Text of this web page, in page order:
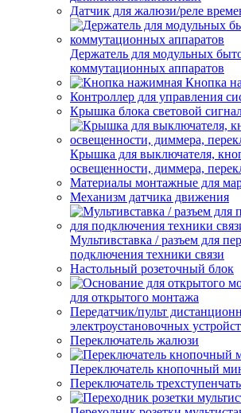
Датчик для жалюзи/реле
Держатель для модульных
коммутационных аппаратов
Кнопка
Контроллер для управления
Крышка блока световой
Крышка для выключателя,
освещенности, диммера,
Материалы монтажные для
Механизм датчика движения
Мультивставка / разъем для
подключения техники связи
Настольный розеточный блок
для открытого монтажа
Передатчик/пульт
электроустановочных
Переключатель жалюзи
Переключатель кнопочный
Переключатель